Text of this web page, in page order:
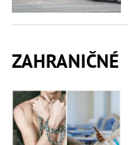
ZAHRANIČNÉ